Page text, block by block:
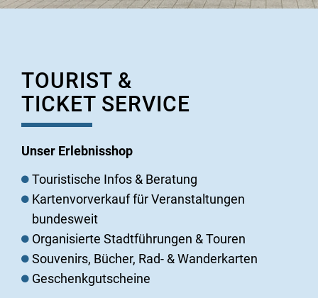
TOURIST &
TICKET SERVICE
Unser Erlebnisshop
Touristische Infos & Beratung
Kartenvorverkauf für Veranstaltungen
bundesweit
Organisierte Stadtführungen & Touren
Souvenirs, Bücher, Rad- & Wanderkarten
Geschenkgutscheine